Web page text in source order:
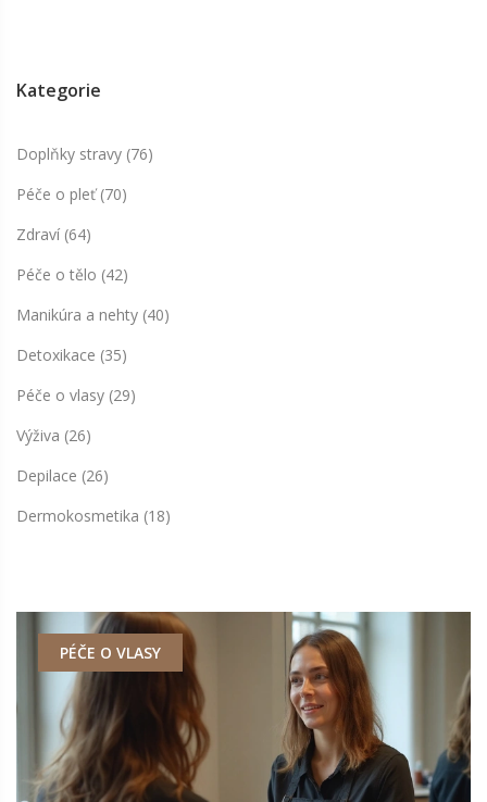
Kategorie
Doplňky stravy (76)
Péče o pleť(70)
Zdraví (64)
Péče o tělo (42)
Manikúra a nehty (40)
Detoxikace (35)
Péče o vlasy (29)
Výživa (26)
Depilace (26)
Dermokosmetika (18)
PÉČE O VLASY